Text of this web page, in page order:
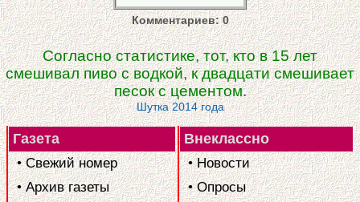
Комментариев: 0
Согласно статистике, тот, кто в 15 лет
смешивал пиво с водкой, к двадцати смешивает
песок с цементом.
Шутка 2014 года
Газета
• Свежий номер
• Архив газеты
Внеклассно
• Новости
• Опросы